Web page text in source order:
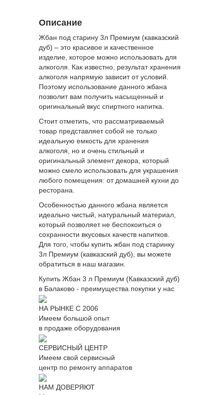
Описание
Жбан под старину 3л Премиум (кавказский
дуб) – это красивое и качественное
изделие, которое можно использовать для
алкоголя. Как известно, результат хранения
алкоголя напрямую зависит от условий.
Поэтому использование данного жбана
позволит вам получить насыщенный и
оригинальный вкус спиртного напитка.
Стоит отметить, что рассматриваемый
товар представляет собой не только
идеальную емкость для хранения
алкоголя, но и очень стильный и
оригинальный элемент декора, который
можно смело использовать для украшения
любого помещения: от домашней кухни до
ресторана.
Особенностью данного жбана является
идеально чистый, натуральный материал,
который позволяет не беспокоиться о
сохранности вкусовых качеств напитков.
Для того, чтобы купить жбан под старинку
3л Премиум (кавказский дуб), вы можете
обратиться в наш магазин.
Купить Жбан 3 л Премиум (Кавказский дуб)
в Балаково - преимущества покупки у нас
НА РЫНКЕ С 2006
Имеем большой опыт
в продаже оборудования
СЕРВИСНЫЙ ЦЕНТР
Имеем свой сервисный
центр по ремонту аппаратов
НАМ ДОВЕРЯЮТ